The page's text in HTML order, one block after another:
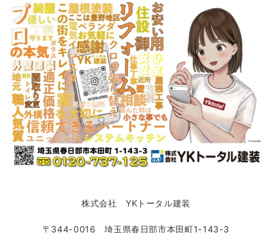
株式会社 YKトータル建装
〒344-0016 埼玉県春日部市本田町1-143-3